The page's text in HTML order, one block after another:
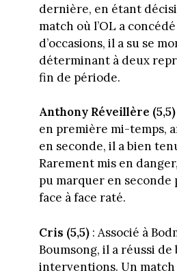
dernière, en étant
match où l’OL a
d’occasions, il a su se
déterminant à deux
fin de période.
Anthony Réveillère (5,5)
en première mi-temps,
en seconde, il a bien
Rarement mis en
pu marquer en seconde
face à face raté.
Cris (5,5): Associé à
Boumsong, il a réussi de
interventions. Un